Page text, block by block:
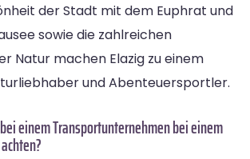
der Stadt mit dem Euphrat und
sowie die zahlreichen
Natur machen Elazig zu einem
und Abenteuersportler.
einem Transportunternehmen bei einem